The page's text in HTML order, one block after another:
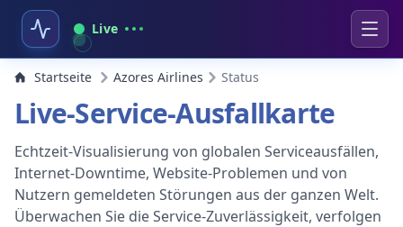
Live
Startseite Azores Airlines Status
Live-Service-Ausfallkarte
Echtzeit-Visualisierung von globalen Serviceausfällen,
Internet-Downtime, Website-Problemen und von
Nutzern gemeldeten Störungen aus der ganzen Welt.
Überwachen Sie die Service-Zuverlässigkeit, verfolgen